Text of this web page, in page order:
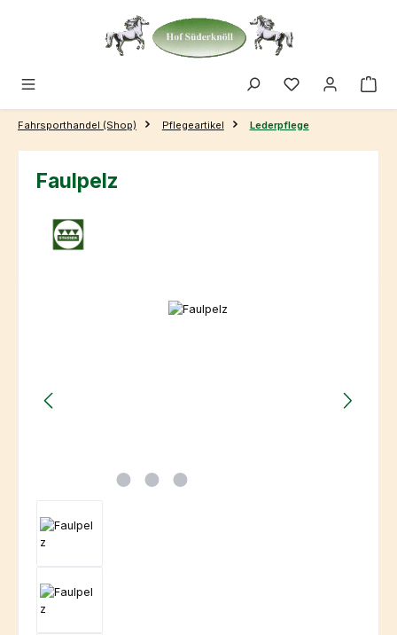
Zum Hauptinhalt springen
Fahrsporthandel (Shop) Pflegeartikel Lederpflege
Faulpelz
Bildergalerie überspringen